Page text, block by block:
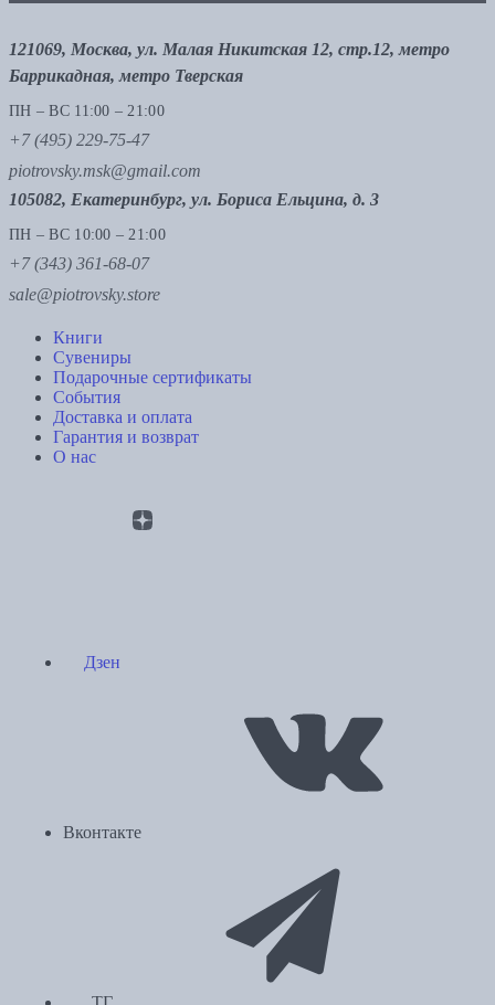
121069, Москва, ул. Малая Никитская 12, стр.12, метро
Баррикадная, метро Тверская
ПН – ВС 11:00 – 21:00
+7 (495) 229-75-47
piotrovsky.msk@gmail.com
105082, Екатеринбург, ул. Бориса Ельцина, д. 3
ПН – ВС 10:00 – 21:00
+7 (343) 361-68-07
sale@piotrovsky.store
Книги
Сувениры
Подарочные сертификаты
События
Доставка и оплата
Гарантия и возврат
О нас
Дзен
Вконтакте